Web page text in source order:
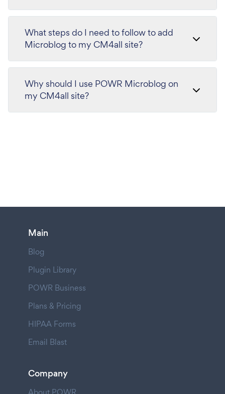
What steps do I need to follow to add
Microblog to my CM4all site?
Why should I use POWR Microblog on
my CM4all site?
Main
Blog
Plugin Library
POWR Business
Plans & Pricing
HIPAA Forms
Email Blast
Company